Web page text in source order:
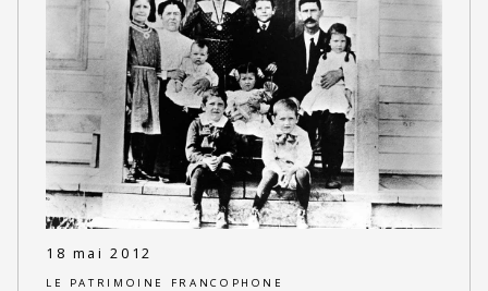
18 mai 2012
LE PATRIMOINE FRANCOPHONE